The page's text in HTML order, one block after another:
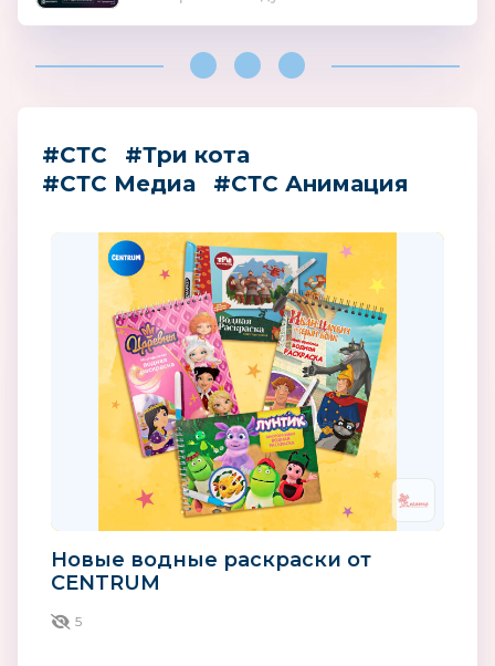
#СТС
#Три кота
#СТС Медиа
#СТС Анимация
Новые водные раскраски от
CENTRUM
5